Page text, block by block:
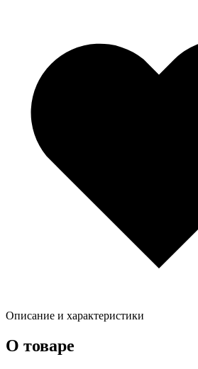
Описание и характеристики
О товаре